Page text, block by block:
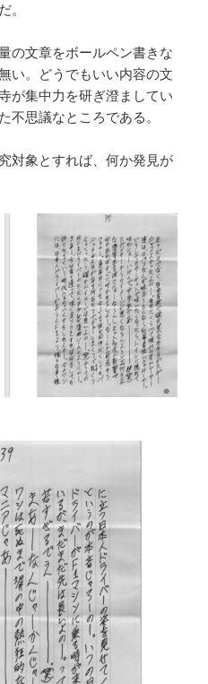
。
の文章をボールペン書きな
い。どうでもいい内容の文
が集中力を研ぎ澄ましてい
不思議なところである。
対象とすれば、何か発見が